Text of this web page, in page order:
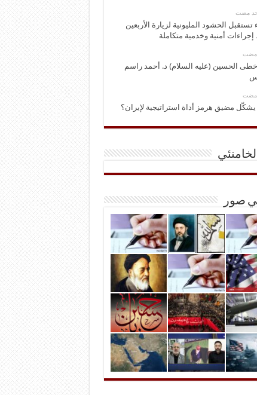
مضت
تستقبل الحشود المليونية لزيارة الأربعين
أمنية وخدمية متكاملة
مضت
الحسين (عليه السلام) د. أحمد راسم
مضت
يشكّل مضيق هرمز أداة استراتيجية لإيران؟
صور